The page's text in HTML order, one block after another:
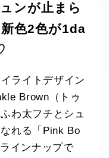
ンが止まら
色2色が1da
ライトデザイン
Brown（トゥ
わ太フチとシュ
れる「Pink Bo
インナップで